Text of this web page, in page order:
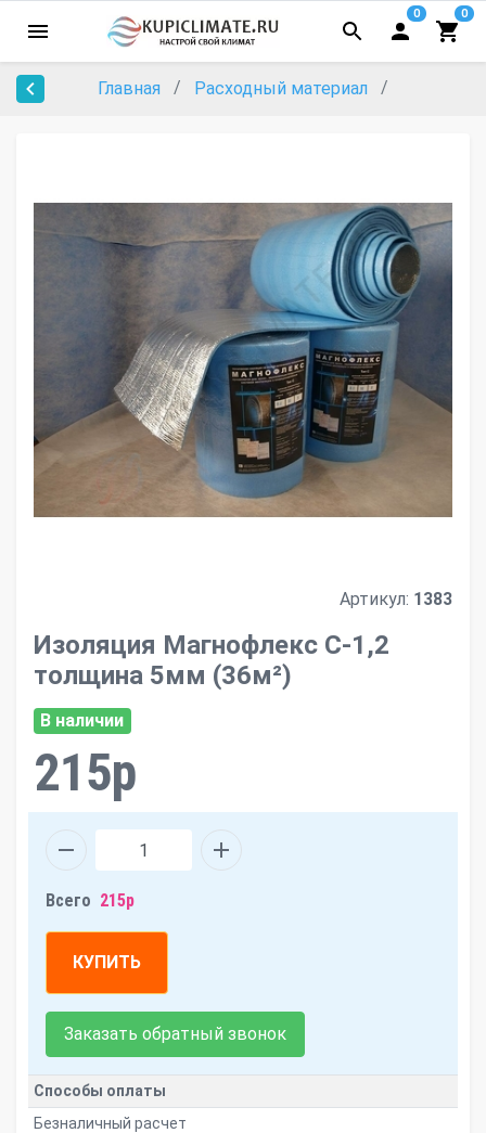
0 0
Главная Расходный материал
Артикул: 1383
Изоляция Магнофлекс С-1,2
толщина 5мм (36м²)
В наличии
215р
Всего 215р
КУПИТЬ
Заказать обратный звонок
Способы оплаты
Безналичный расчет